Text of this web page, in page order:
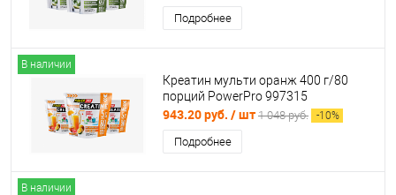
Подробнее
В наличии
Креатин мульти оранж 400 г/80
порций PowerPro 997315
943.20 руб. / шт 1 048 руб. -10%
Подробнее
В наличии